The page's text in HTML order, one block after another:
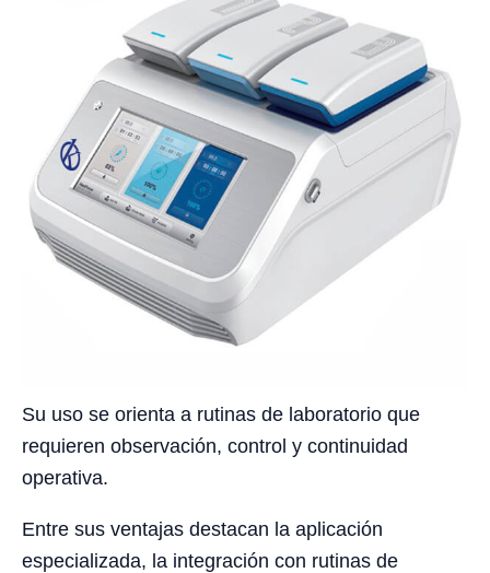
Su uso se orienta a rutinas de laboratorio que
requieren observación, control y continuidad
operativa.
Entre sus ventajas destacan la aplicación
especializada, la integración con rutinas de